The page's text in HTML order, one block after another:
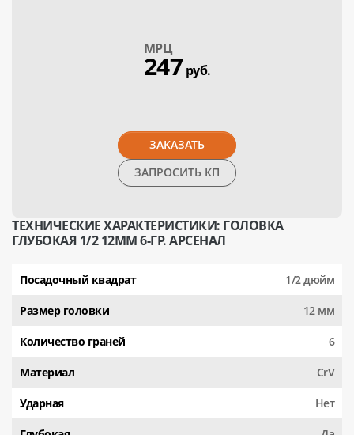
МPЦ
247 руб.
ЗАКАЗАТЬ
ЗАПРОСИТЬ КП
ТЕХНИЧЕСКИЕ ХАРАКТЕРИСТИКИ: ГОЛОВКА
ГЛУБОКАЯ 1/2 12ММ 6-ГР. АРСЕНАЛ
Посадочный квадрат 1/2 дюйм
Размер головки 12 мм
Количество граней 6
Материал CrV
Ударная Нет